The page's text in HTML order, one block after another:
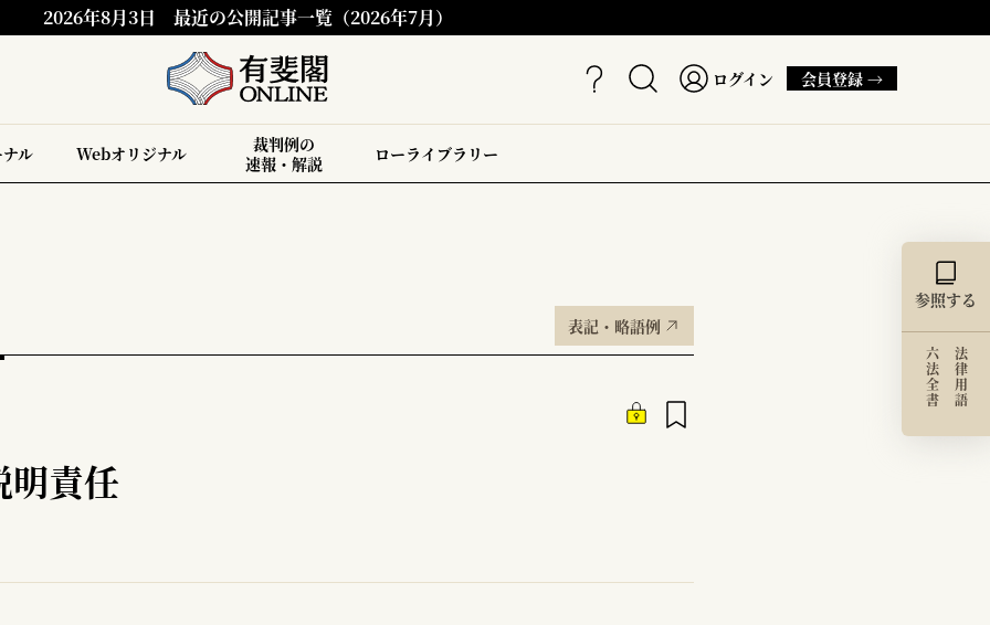
2026年8月3日 最近の公開記事一覧（2026年7月）
ログイン 会員登録 →
ル Webオリジナル
裁判例の
速報・解説
ローライブラリー
表記・略語例
責任
参照する
法律用語
六法全書